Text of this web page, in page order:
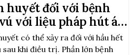
huyết đối với bệnh
với liệu pháp hút áp
có thể xảy ra đối với hầu hết
khi điều trị. Phần lớn bệnh